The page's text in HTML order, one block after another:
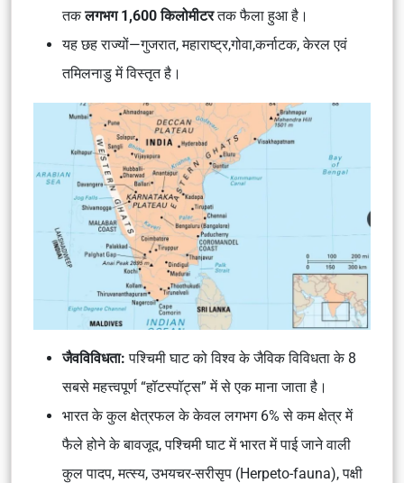
तकलगभग 1,600 किलोमीटरतक फैला हुआ है।
यह छह राज्यों—गुजरात, महाराष्ट्र,गोवा,कर्नाटक, केरल एवं
तमिलनाडु में विस्तृत है।
जैवविविधता:पश्चिमी घाट को विश्व के जैविक विविधता के 8
सबसे महत्त्वपूर्ण “हॉटस्पॉट्स” में से एक माना जाता है।
भारत के कुल क्षेत्रफल के केवल लगभग 6% से कम क्षेत्र में
फैले होने के बावजूद, पश्चिमी घाट में भारत में पाई जाने वाली
कुल पादप, मत्स्य, उभयचर-सरीसृप (Herpeto-fauna), पक्षी